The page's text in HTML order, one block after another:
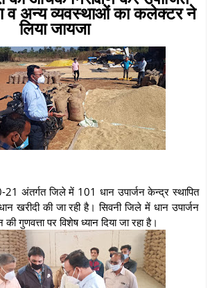
व अन्य व्यवस्थाओं का कलेक्टर ने
लिया जायजा
21 अंतर्गत जिले में 101 धान उपार्जन केन्द्र स्थापित
खरीदी की जा रही है। सिवनी जिले में धान उपार्जन
गुणवत्ता पर विशेष ध्यान दिया जा रहा है।